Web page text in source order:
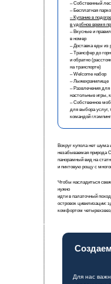
Вокруг купола нет шума
незабываемая природа
панорамный вид на
и пихтовую рощу с
Чтобы насладиться
нужно
идти в палаточный
островок цивилизации:
комфортом
– Собственный лес
– Бесплатная
– Купание в
в удобное время
– Вкусные и
в номер
– Доставка еды из
– Трансфер до
и обратно
на транспорте)
– Welcome набор
– Лыжехранилище
– Развлечения для
настольные игры,
– Собственное
для выбора услуг,
командой
Для нас